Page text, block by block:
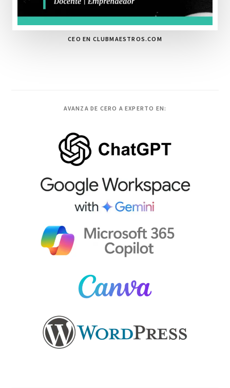
CEO EN CLUBMAESTROS.COM
AVANZA DE CERO A EXPERTO EN: